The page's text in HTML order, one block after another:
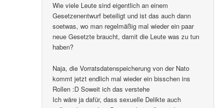
Wie viele Leute sind eigentlich an einem
Gesetzenentwurf beteiligt und ist das auch dann
soetwas, wo man regelmäßig mal wieder ein paar
neue Gesetzte braucht, damit die Leute was zu tun
haben?
Naja, die Vorratsdatenspeicherung von der Nato
kommt jetzt endlich mal wieder ein bisschen ins
Rollen :D Soweit ich das verstehe
Ich wäre ja dafür, dass sexuelle Delikte auch